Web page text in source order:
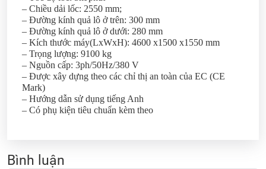
– Chiều dải lốc: 2550 mm;
– Đường kính quả lô ở trên: 300 mm
– Đường kính quả lô ở dưới: 280 mm
– Kích thước máy(LxWxH): 4600 x1500 x1550 mm
– Trọng lượng: 9100 kg
– Nguồn cấp: 3ph/50Hz/380 V
– Được xây dựng theo các chỉ thị an toàn của EC (CE
Mark)
– Hướng dẫn sử dụng tiếng Anh
– Có phụ kiện tiêu chuẩn kèm theo
Bình luận